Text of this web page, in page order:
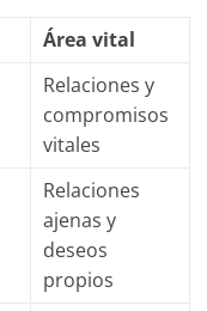
Área vital
Relaciones y
compromisos
vitales
Relaciones
ajenas y
deseos
propios